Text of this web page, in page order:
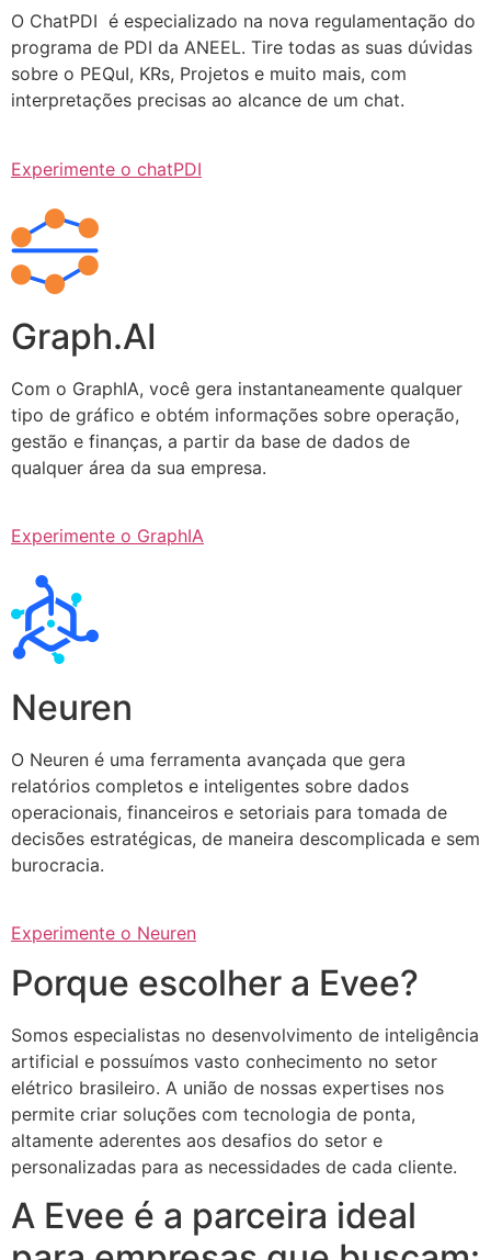
O ChatPDI é especializado na nova regulamentação do
programa de PDI da ANEEL. Tire todas as suas dúvidas
sobre o PEQuI, KRs, Projetos e muito mais, com
interpretações precisas ao alcance de um chat.
Experimente o chatPDI
Graph.AI
Com o GraphIA, você gera instantaneamente qualquer
tipo de gráfico e obtém informações sobre operação,
gestão e finanças, a partir da base de dados de
qualquer área da sua empresa.
Experimente o GraphIA
Neuren
O Neuren é uma ferramenta avançada que gera
relatórios completos e inteligentes sobre dados
operacionais, financeiros e setoriais para tomada de
decisões estratégicas, de maneira descomplicada e sem
burocracia.
Experimente o Neuren
Porque escolher a Evee?
Somos especialistas no desenvolvimento de inteligência
artificial e possuímos vasto conhecimento no setor
elétrico brasileiro. A união de nossas expertises nos
permite criar soluções com tecnologia de ponta,
altamente aderentes aos desafios do setor e
personalizadas para as necessidades de cada cliente.
A Evee é a parceira ideal